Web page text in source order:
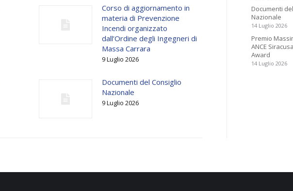
Corso di aggiornamento in
materia di Prevenzione
Incendi organizzato
dall’Ordine degli Ingegneri di
Massa Carrara
9 Luglio 2026
Documenti del Consiglio
Nazionale
9 Luglio 2026
Documenti
Nazionale
14 Luglio 2026
Premio
ANCE
Award
14 Luglio 2026